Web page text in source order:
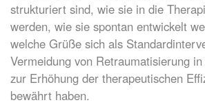
strukturiert sind, wie sie in die
werden, wie sie spontan entwickelt
welche Grüße sich als
Vermeidung von Retraumatisierung
zur Erhöhung der therapeutischen
bewährt haben.